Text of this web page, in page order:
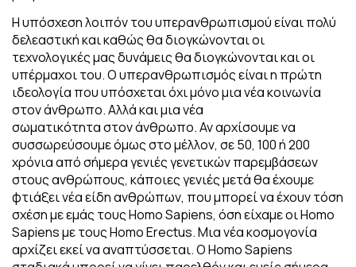
Η υπόσχεση λοιπόν του υπερανθρωπισμού είναι πολύ
δελεαστική και καθώς θα διογκώνονται οι
τεχνολογικές μας δυνάμεις θα διογκώνονται και οι
υπέρμαχοι του. Ο υπερανθρωπισμός είναι η πρώτη
ιδεολογία που υπόσχεται όχι μόνο μια νέα κοινωνία
στον άνθρωπο. Αλλά και μια νέα
σωματικότητα στον άνθρωπο. Αν αρχίσουμε να
συσσωρεύσουμε όμως στο μέλλον, σε 50, 100 ή 200
χρόνια από σήμερα γενιές γενετικών παρεμβάσεων
στους ανθρώπους, κάποιες γενιές μετά θα έχουμε
φτιάξει νέα είδη ανθρώπων, που μπορεί να έχουν τόση
σχέση με εμάς τους Homo Sapiens, όση είχαμε οι Homo
Sapiens με τους Homo Erectus. Μια νέα κοσμογονία
αρχίζει εκεί να αναπτύσσεται. Ο Homo Sapiens